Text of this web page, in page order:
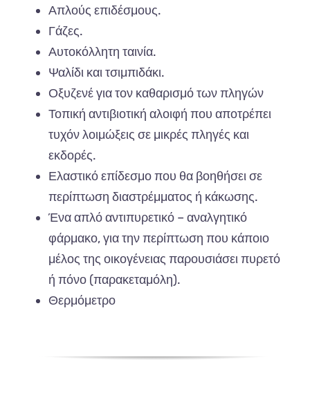
Απλούς επιδέσμους.
Γάζες.
Αυτοκόλλητη ταινία.
Ψαλίδι και τσιμπιδάκι.
Οξυζενέ για τον καθαρισμό των πληγών
Τοπική αντιβιοτική αλοιφή που αποτρέπει
τυχόν λοιμώξεις σε μικρές πληγές και
εκδορές.
Ελαστικό επίδεσμο που θα βοηθήσει σε
περίπτωση διαστρέμματος ή κάκωσης.
Ένα απλό αντιπυρετικό – αναλγητικό
φάρμακο, για την περίπτωση που κάποιο
μέλος της οικογένειας παρουσιάσει πυρετό
ή πόνο (παρακεταμόλη).
Θερμόμετρο